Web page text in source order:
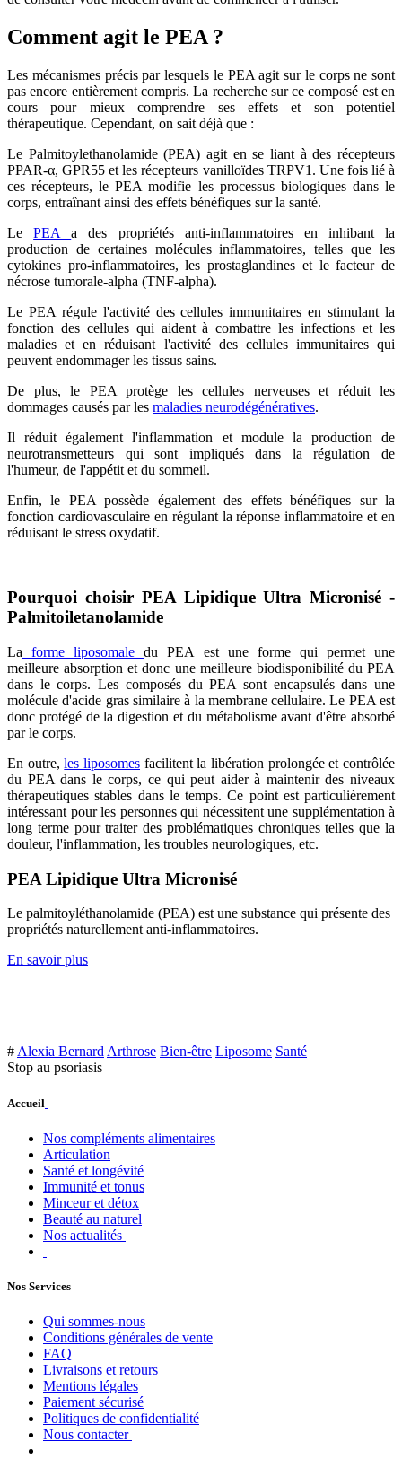
Comment agit le PEA ?
Les mécanismes précis par lesquels le PEA agit sur le corps ne sont
pas encore entièrement compris. La recherche sur ce composé est en
cours pour mieux comprendre ses effets et son potentiel
thérapeutique. Cependant, on sait déjà que :
Le Palmitoylethanolamide (PEA) agit en se liant à des récepteurs
PPAR-α, GPR55 et les récepteurs vanilloïdes TRPV1. Une fois lié à
ces récepteurs, le PEA modifie les processus biologiques dans le
corps, entraînant ainsi des effets bénéfiques sur la santé.
LePEAa des propriétés anti-inflammatoires en inhibant la
production de certaines molécules inflammatoires, telles que les
cytokines pro-inflammatoires, les prostaglandines et le facteur de
nécrose tumorale-alpha (TNF-alpha).
Le PEA régule l'activité des cellules immunitaires en stimulant la
fonction des cellules qui aident à combattre les infections et les
maladies et en réduisant l'activité des cellules immunitaires qui
peuvent endommager les tissus sains.
De plus, le PEA protège les cellules nerveuses et réduit les
dommages causés par les maladies neurodégénératives.
Il réduit également l'inflammation et module la production de
neurotransmetteurs qui sont impliqués dans la régulation de
l'humeur, de l'appétit et du sommeil.
Enfin, le PEA possède également des effets bénéfiques sur la
fonction cardiovasculaire en régulant la réponse inflammatoire et en
réduisant le stress oxydatif.
Pourquoi choisir PEA Lipidique Ultra Micronisé -
Palmitoiletanolamide
La forme liposomaledu PEA est une forme qui permet une
meilleure absorption et donc une meilleure biodisponibilité du PEA
dans le corps. Les composés du PEA sont encapsulés dans une
molécule d'acide gras similaire à la membrane cellulaire. Le PEA est
donc protégé de la digestion et du métabolisme avant d'être absorbé
par le corps.
En outre,les liposomes facilitent la libération prolongée et contrôlée
du PEA dans le corps, ce qui peut aider à maintenir des niveaux
thérapeutiques stables dans le temps. Ce point est particulièrement
intéressant pour les personnes qui nécessitent une supplémentation à
long terme pour traiter des problématiques chroniques telles que la
douleur, l'inflammation, les troubles neurologiques, etc.
PEA Lipidique Ultra Micronisé
Le palmitoyléthanolamide (PEA) est une substance qui présente des
propriétés naturellement anti-inflammatoires.
En savoir plus
#Alexia BernardArthrose Bien-être Liposome Santé
Stop au psoriasis
Accueil
Nos compléments alimentaires
Articulation
Santé et longévité
Immunité et tonus
Minceur et détox
Beauté au naturel
Nos actualités
Nos Services
Qui sommes-nous
Conditions générales de vente
FAQ
Livraisons et retours
Mentions légales
Paiement sécurisé
Politiques de confidentialité
Nous contacter